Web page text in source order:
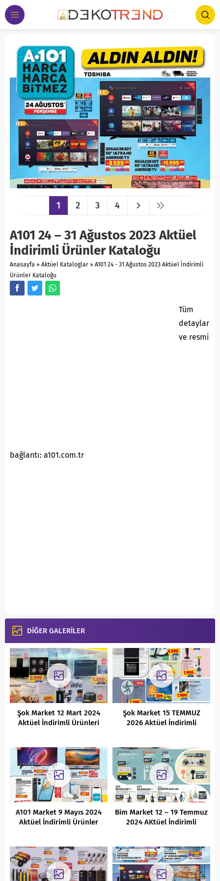
1 2 3 4
A101 24 – 31 Ağustos 2023 Aktüel
İndirimli Ürünler Kataloğu
Anasayfa » Aktüel Kataloglar » A101 24 - 31 Ağustos 2023 Aktüel İndirimli
Ürünler Kataloğu
Tüm
detaylar
ve resmi
bağlantı: a101.com.tr
DİĞER GALERİLER
Şok Market 12 Mart 2024
Aktüel İndirimli Ürünleri
Şok Market 15 TEMMUZ
2026 Aktüel İndirimli
A101 Market 9 Mayıs 2024
Aktüel İndirimli Ürünler
Bim Market 12 – 19 Temmuz
2024 AKtüel İndirimli